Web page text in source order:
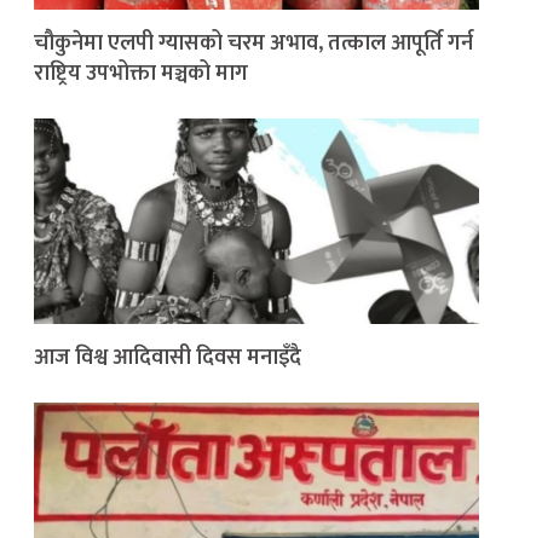
चौकुनेमा एलपी ग्यासको चरम अभाव, तत्काल आपूर्ति गर्न
राष्ट्रिय उपभोक्ता मञ्चको माग
आज विश्व आदिवासी दिवस मनाइँदै